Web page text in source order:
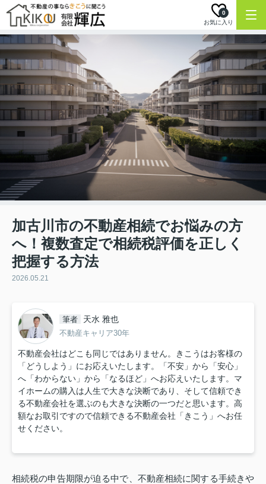
お気に入り
0
加古川市の不動産相続でお悩みの方
へ！複数査定で相続税評価を正しく
把握する方法
2026.05.21
筆者 天水 雅也
不動産キャリア30年
不動産会社はどこも同じではありません。きこうはお客様の
「どうしよう」にお応えいたします。「不安」から「安心」
へ「わからない」から「なるほど」へお応えいたします。マ
イホームの購入は人生で大きな決断であり、そして信頼でき
る不動産会社を選ぶのも大きな決断の一つだと思います。高
額なお取引ですので信頼できる不動産会社「きこう」へお任
せください。
相続税の申告期限が迫る中で、不動産相続に関する手続きや